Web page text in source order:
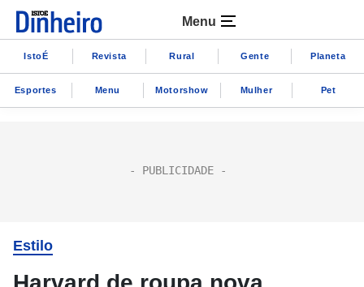
Menu
IstoÉ Revista Rural Gente Planeta
Esportes Menu Motorshow Mulher Pet
Estilo